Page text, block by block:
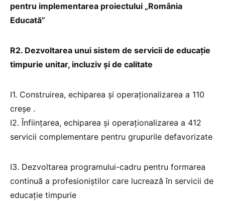
pentru implementarea proiectului „România
Educată”
R2. Dezvoltarea unui sistem de servicii de educație
timpurie unitar, incluziv și de calitate
I1. Construirea, echiparea și operaționalizarea a 110
creșe .
I2. Înființarea, echiparea și operaționalizarea a 412
servicii complementare pentru grupurile defavorizate
I3. Dezvoltarea programului-cadru pentru formarea
continuă a profesioniștilor care lucrează în servicii de
educație timpurie